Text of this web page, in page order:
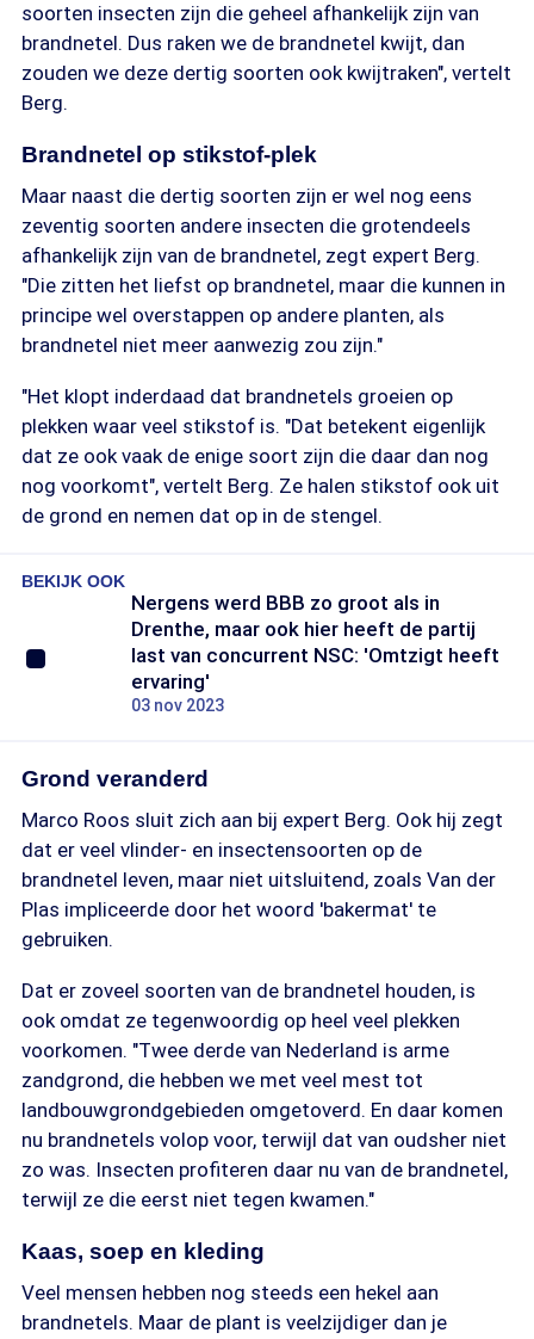
soorten insecten zijn die geheel afhankelijk zijn van
brandnetel. Dus raken we de brandnetel kwijt, dan
zouden we deze dertig soorten ook kwijtraken", vertelt
Berg.
Brandnetel op stikstof-plek
Maar naast die dertig soorten zijn er wel nog eens
zeventig soorten andere insecten die grotendeels
afhankelijk zijn van de brandnetel, zegt expert Berg.
"Die zitten het liefst op brandnetel, maar die kunnen in
principe wel overstappen op andere planten, als
brandnetel niet meer aanwezig zou zijn."
"Het klopt inderdaad dat brandnetels groeien op
plekken waar veel stikstof is. "Dat betekent eigenlijk
dat ze ook vaak de enige soort zijn die daar dan nog
nog voorkomt", vertelt Berg. Ze halen stikstof ook uit
de grond en nemen dat op in de stengel.
BEKIJK OOK
Nergens werd BBB zo groot als in
Drenthe, maar ook hier heeft de partij
last van concurrent NSC: 'Omtzigt heeft
ervaring'
03 nov 2023
Grond veranderd
Marco Roos sluit zich aan bij expert Berg. Ook hij zegt
dat er veel vlinder- en insectensoorten op de
brandnetel leven, maar niet uitsluitend, zoals Van der
Plas impliceerde door het woord 'bakermat' te
gebruiken.
Dat er zoveel soorten van de brandnetel houden, is
ook omdat ze tegenwoordig op heel veel plekken
voorkomen. "Twee derde van Nederland is arme
zandgrond, die hebben we met veel mest tot
landbouwgrondgebieden omgetoverd. En daar komen
nu brandnetels volop voor, terwijl dat van oudsher niet
zo was. Insecten profiteren daar nu van de brandnetel,
terwijl ze die eerst niet tegen kwamen."
Kaas, soep en kleding
Veel mensen hebben nog steeds een hekel aan
brandnetels. Maar de plant is veelzijdiger dan je